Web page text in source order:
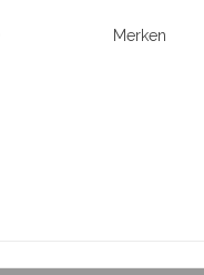
Merken